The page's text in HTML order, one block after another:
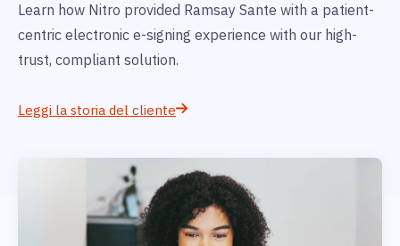
Learn how Nitro provided Ramsay Sante with a patient-
centric electronic e-signing experience with our high-
trust, compliant solution.
Leggi la storia del cliente